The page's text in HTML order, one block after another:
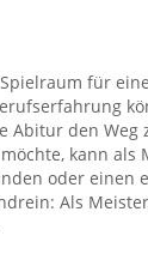
für eine
Abitur den Weg
kann als
oder einen
Als